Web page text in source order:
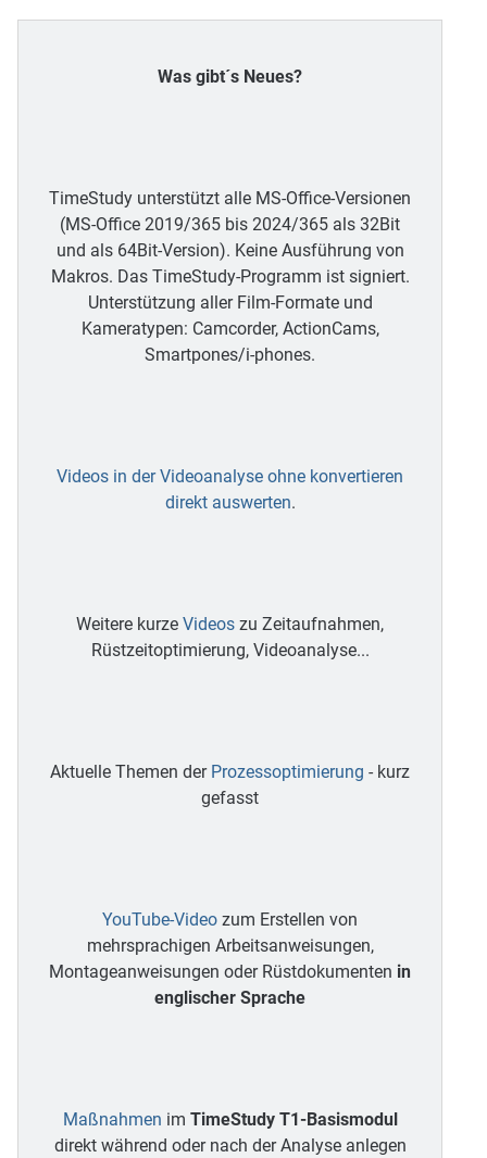
Was gibt´s Neues?
TimeStudy unterstützt alle MS-Office-Versionen
(MS-Office 2019/365 bis 2024/365 als 32Bit
und als 64Bit-Version). Keine Ausführung von
Makros. Das TimeStudy-Programm ist signiert.
Unterstützung aller Film-Formate und
Kameratypen: Camcorder, ActionCams,
Smartpones/i-phones.
Videos in der Videoanalyse ohne konvertieren
direkt auswerten.
Weitere kurze Videos zu Zeitaufnahmen,
Rüstzeitoptimierung, Videoanalyse...
Aktuelle Themen der Prozessoptimierung - kurz
gefasst
YouTube-Video zum Erstellen von
mehrsprachigen Arbeitsanweisungen,
Montageanweisungen oder Rüstdokumenten in
englischer Sprache
Maßnahmen im TimeStudy T1-Basismodul
direkt während oder nach der Analyse anlegen